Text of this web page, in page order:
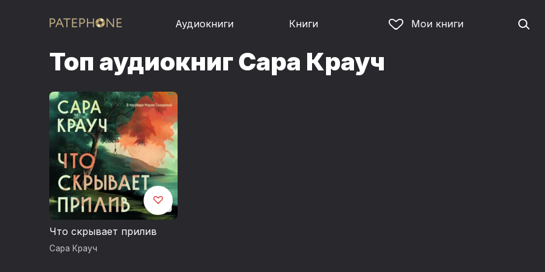
Аудиокниги Книги Мои книги
Топ аудиокниг Сара Крауч
Что скрывает прилив
Сара Крауч